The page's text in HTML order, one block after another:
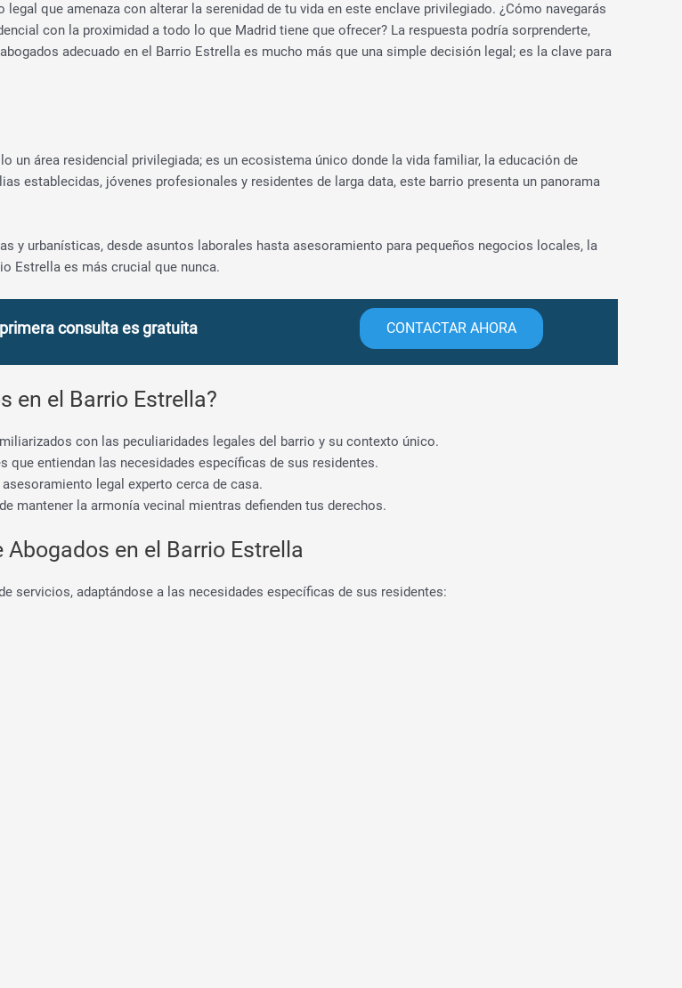
que amenaza con alterar la serenidad de tu vida en este enclave privilegiado. ¿Cómo navegarás
con la proximidad a todo lo que Madrid tiene que ofrecer? La respuesta podría sorprenderte,
adecuado en el Barrio Estrella es mucho más que una simple decisión legal; es la clave para
área residencial privilegiada; es un ecosistema único donde la vida familiar, la educación de
establecidas, jóvenes profesionales y residentes de larga data, este barrio presenta un panorama
y urbanísticas, desde asuntos laborales hasta asesoramiento para pequeños negocios locales, la
Estrella es más crucial que nunca.
consulta es gratuita CONTACTAR AHORA
en el Barrio Estrella?
con las peculiaridades legales del barrio y su contexto único.
entiendan las necesidades específicas de sus residentes.
legal experto cerca de casa.
mantener la armonía vecinal mientras defienden tus derechos.
en el Barrio Estrella
servicios, adaptándose a las necesidades específicas de sus residentes: